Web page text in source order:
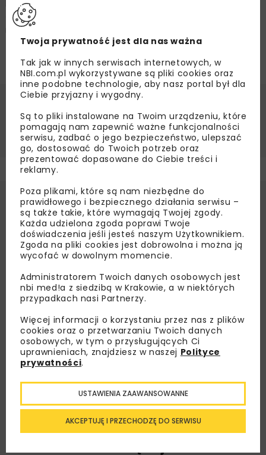
Jakub Lisiecki Redaktor Naczelny „Monitora Biznesu”,
niezależnego dodatku do gazety Rzeczpospolita.
PIG-PIB
Twoja prywatność jest dla nas ważna
Tak jak w innych serwisach internetowych, w
NBI.com.pl wykorzystywane są pliki cookies oraz
inne podobne technologie, aby nasz portal był dla
Ciebie przyjazny i wygodny.
Są to pliki instalowane na Twoim urządzeniu, które
pomagają nam zapewnić ważne funkcjonalności
serwisu, zadbać o jego bezpieczeństwo, ulepszać
go, dostosować do Twoich potrzeb oraz
prezentować dopasowane do Ciebie treści i
reklamy.
Poza plikami, które są nam niezbędne do
prawidłowego i bezpiecznego działania serwisu –
są także takie, które wymagają Twojej zgody.
Każda udzielona zgoda poprawi Twoje
doświadczenia jeśli jesteś naszym Użytkownikiem.
Zgoda na pliki cookies jest dobrowolna i można ją
wycofać w dowolnym momencie.
Administratorem Twoich danych osobowych jest
nbi med!a z siedzibą w Krakowie, a w niektórych
przypadkach nasi Partnerzy.
Więcej informacji o korzystaniu przez nas z plików
cookies oraz o przetwarzaniu Twoich danych
osobowych, w tym o przysługujących Ci
uprawnieniach, znajdziesz w naszej Polityce
prywatności.
AKCEPTUJĘ I PRZECHODZĘ DO SERWISU
USTAWIENIA ZAAWANSOWANNE